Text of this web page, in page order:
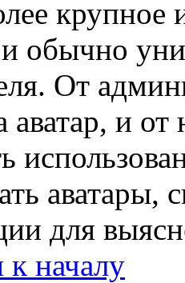
крупное
и обычно
От
и от
аватары,
для
к началу